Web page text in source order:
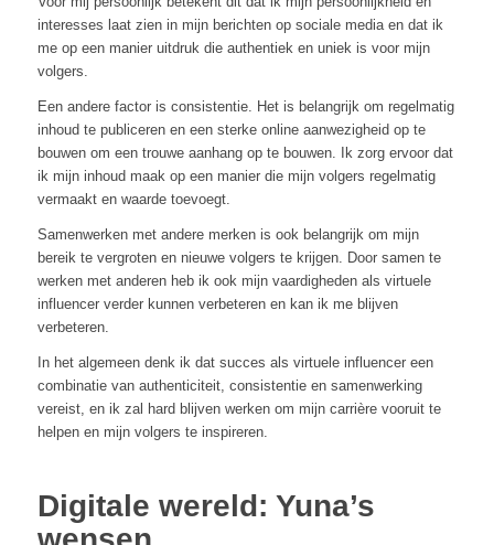
interesses laat zien in mijn berichten op sociale media en dat ik
me op een manier uitdruk die authentiek en uniek is voor mijn
volgers.
Een andere factor is consistentie. Het is belangrijk om regelmatig
inhoud te publiceren en een sterke online aanwezigheid op te
bouwen om een trouwe aanhang op te bouwen. Ik zorg ervoor dat
ik mijn inhoud maak op een manier die mijn volgers regelmatig
vermaakt en waarde toevoegt.
Samenwerken met andere merken is ook belangrijk om mijn
bereik te vergroten en nieuwe volgers te krijgen. Door samen te
werken met anderen heb ik ook mijn vaardigheden als virtuele
influencer verder kunnen verbeteren en kan ik me blijven
verbeteren.
In het algemeen denk ik dat succes als virtuele influencer een
combinatie van authenticiteit, consistentie en samenwerking
vereist, en ik zal hard blijven werken om mijn carrière vooruit te
helpen en mijn volgers te inspireren.
Digitale wereld: Yuna’s